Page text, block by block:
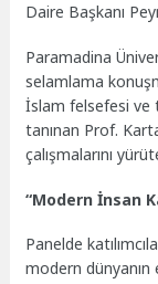
Daire Başkanı
Paramadina
selamlama
İslam felsefesi ve
tanınan Prof.
çalışmalarını
“Modern İnsan
Panelde
modern